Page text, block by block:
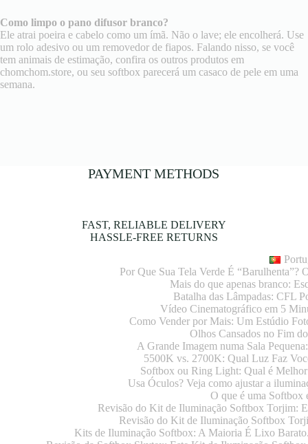
Como limpo o pano difusor branco?
Ele atrai poeira e cabelo como um ímã. Não o lave; ele encolherá. Use
um rolo adesivo ou um removedor de fiapos. Falando nisso, se você
tem animais de estimação, confira os outros produtos em
chomchom.store, ou seu softbox parecerá um casaco de pele em uma
semana.
PAYMENT METHODS
FAST, RELIABLE DELIVERY
HASSLE-FREE RETURNS
Por Que Sua Tela Verde É
Mais do que apenas branco:
Batalha das Lâmpadas: CFL
Vídeo Cinematográfico em 5
Como Vender por Mais: Um Estúdio
Olhos Cansados no Fim
A Grande Imagem numa Sala
5500K vs. 2700K: Qual Luz Faz
Softbox ou Ring Light: Qual é
Usa Óculos? Veja como ajustar a
O que é uma Softbox
Revisão do Kit de Iluminação Softbox Torjim:
Revisão do Kit de Iluminação Softbox
Kits de Iluminação Softbox: A Maioria É Lixo